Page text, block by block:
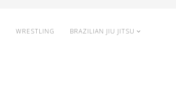
WRESTLING BRAZILIAN JIU JITSU